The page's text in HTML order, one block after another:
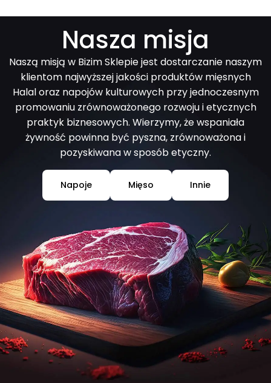
Nasza misja
Naszą misją w Bizim Sklepie jest dostarczanie naszym
klientom najwyższej jakości produktów mięsnych
Halal oraz napojów kulturowych przy jednoczesnym
promowaniu zrównoważonego rozwoju i etycznych
praktyk biznesowych. Wierzymy, że wspaniała
żywność powinna być pyszna, zrównoważona i
pozyskiwana w sposób etyczny.
Napoje Mięso Innie